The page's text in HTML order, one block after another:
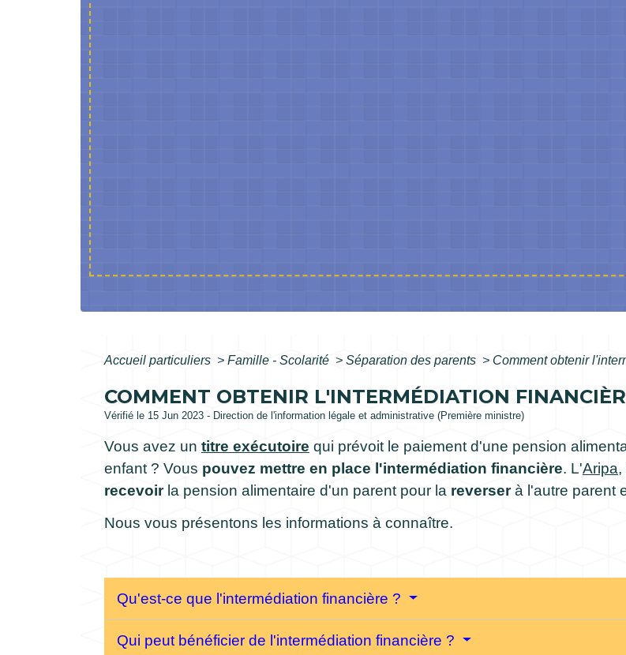
Accueil particuliers > Famille - Scolarité > Séparation des parents > Comment obtenir
COMMENT OBTENIR L'INTERMÉDIATION
Vérifié le 15 Jun 2023 - Direction de l'information légale et administrative (Première ministre)
Vous avez un titre exécutoire qui prévoit le paiement d'une pension
enfant ? Vous pouvez mettre en place l'intermédiation financière. L'Aripa,
recevoirla pension alimentaire d'un parent pour la reverserà l'autre parent
Nous vous présentons les informations à connaître.
Qu'est-ce que l'intermédiation financière ?
Qui peut bénéficier de l'intermédiation financière ?